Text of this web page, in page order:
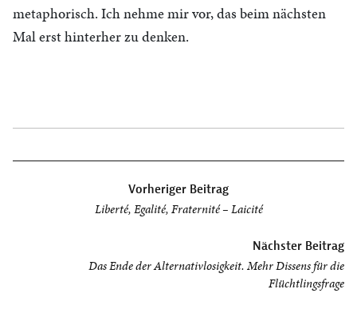
metaphorisch. Ich nehme mir vor, das beim nächsten
Mal erst hinterher zu denken.
Vorheriger Beitrag
Liberté, Egalité, Fraternité – Laicité
Nächster Beitrag
Das Ende der Alternativlosigkeit. Mehr Dissens für die
Flüchtlingsfrage